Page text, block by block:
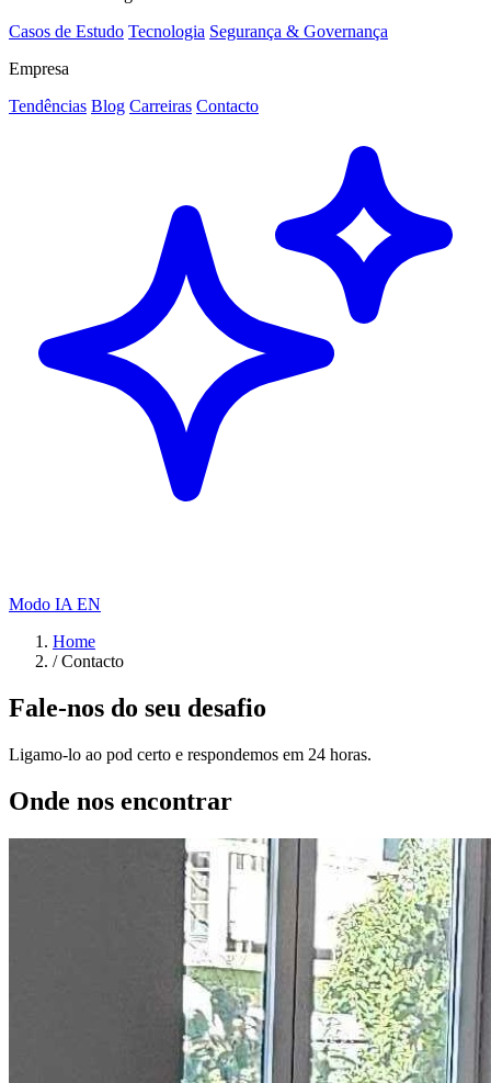
Casos de Estudo Tecnologia Segurança & Governança
Empresa
Tendências Blog Carreiras Contacto
Modo IA EN
Home
/ Contacto
Fale-nos do seu desafio
Ligamo-lo ao pod certo e respondemos em 24 horas.
Onde nos encontrar